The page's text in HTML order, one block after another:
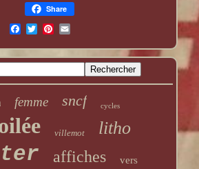
Share
femme sncf cycles
villemot litho
affiches vers